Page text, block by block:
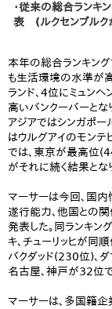
・従来の総合ランキ
表 (ルクセンブルク
本年の総合ランキン
も生活環境の水準が高
ランド、4位にミュン
高いバンクーバーとな
アジアではシンガポー
はウルグアイのモン
では、東京が最高位
がそれに続く結果とな
マーサーは今回、国
遂行能力、他国との関
発表した。同ランキン
キ、チューリッヒが同
バクダッド(230位)、
名古屋、神戸が32位
マーサーは、多国籍